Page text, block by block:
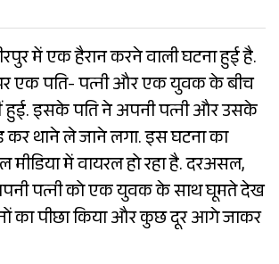
में एक हैरान करने वाली घटना हुई है.
एक पति- पत्नी और एक युवक के बीच
हुई. इसके पति ने अपनी पत्नी और उसके
थाने ले जाने लगा. इस घटना का
मीडिया में वायरल हो रहा है. दरअसल,
पत्नी को एक युवक के साथ घूमते देख
का पीछा किया और कुछ दूर आगे जाकर